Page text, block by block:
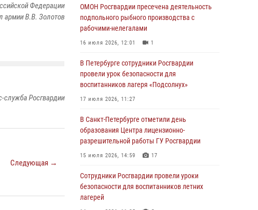
Федерации
армии В.В. Золотов
служба Росгвардии
Следующая →
задержал правонарушителя, угрожавшего 17-
летнему подростку травматическим оружием
06 августа 2026, 13:39
оперативно задержали хулигана,
стрелявшего из пускового устройства рядом
с жилыми домами
06 августа 2026, 11:36
Сотрудники и военнослужащие Росгвардии
обеспечили правопорядок при проведении
матча "Зенит" - "Балтика"
06 августа 2026, 07:30 10
В Выборгском районе наряд Росгвардии
обнаружил разыскиваемый преступный
автотранспорт
ОМОН Росгвардии пресечена деятельность
подпольного рыбного производства с
рабочими-нелегалами
16 июля 2026, 12:01 1
В Петербурге сотрудники Росгвардии
провели урок безопасности для
воспитанников лагеря «Подсолнух»
17 июля 2026, 11:27
В Санкт-Петербурге отметили день
образования Центра лицензионно-
разрешительной работы ГУ Росгвардии
15 июля 2026, 14:59 17
Сотрудники Росгвардии провели уроки
безопасности для воспитанников летних
лагерей